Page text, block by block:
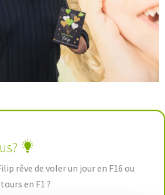
rêve de voler un jour en F16 ou
en F1 ?